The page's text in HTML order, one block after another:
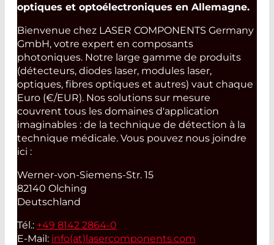
optiques et optoélectroniques en Allemagne.
Bienvenue chez LASER COMPONENTS Germany
GmbH, votre expert en composants
photoniques. Notre large gamme de produits
(détecteurs, diodes laser, modules laser,
optiques, fibres optiques et autres) vaut chaque
Euro (€/EUR). Nos solutions sur mesure
couvrent tous les domaines d'application
imaginables : de la technique de détection à la
technique médicale. Vous pouvez nous joindre
ici :
Werner-von-Siemens-Str. 15
82140 Olching
Deutschland
Tél.: +49 8142 2864-0
E-Mail: info(at)lasercomponents.com